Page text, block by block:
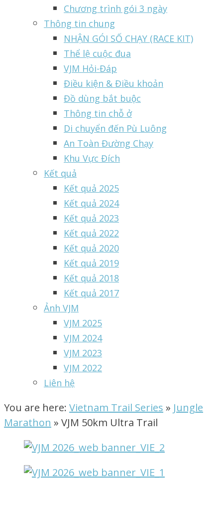
Chương trình gói 3 ngày
Thông tin chung
NHẬN GÓI SỐ CHẠY (RACE KIT)
Thể lệ cuộc đua
VJM Hỏi-Đáp
Điều kiện & Điều khoản
Đồ dùng bắt buộc
Thông tin chỗ ở
Di chuyển đến Pù Luông
An Toàn Đường Chạy
Khu Vực Đích
Kết quả
Kết quả 2025
Kết quả 2024
Kết quả 2023
Kết quả 2022
Kết quả 2020
Kết quả 2019
Kết quả 2018
Kết quả 2017
Ảnh VJM
VJM 2025
VJM 2024
VJM 2023
VJM 2022
Liên hệ
You are here: Vietnam Trail Series » Jungle
Marathon » VJM 50km Ultra Trail